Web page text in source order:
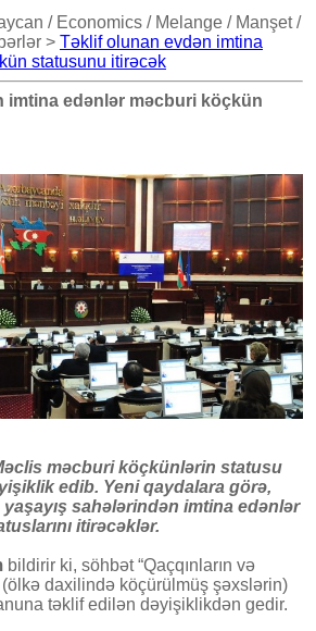
/ Economics / Melange / Manşet /
> Təklif olunan evdən imtina
statusunu itirəcək
imtina edənlər məcburi köçkün
məcburi köçkünlərin statusu
edib. Yeni qaydalara görə,
sahələrindən imtina edənlər
itirəcəklər.
bildirir ki, söhbət “Qaçqınların və
daxilində köçürülmüş şəxslərin)
təklif edilən dəyişiklikdən gedir.